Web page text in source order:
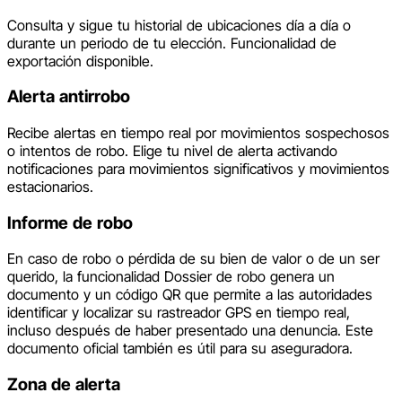
Consulta y sigue tu historial de ubicaciones día a día o
durante un periodo de tu elección. Funcionalidad de
exportación disponible.
Alerta antirrobo
Recibe alertas en tiempo real por movimientos sospechosos
o intentos de robo. Elige tu nivel de alerta activando
notificaciones para movimientos significativos y movimientos
estacionarios.
Informe de robo
En caso de robo o pérdida de su bien de valor o de un ser
querido, la funcionalidad Dossier de robo genera un
documento y un código QR que permite a las autoridades
identificar y localizar su rastreador GPS en tiempo real,
incluso después de haber presentado una denuncia. Este
documento oficial también es útil para su aseguradora.
Zona de alerta